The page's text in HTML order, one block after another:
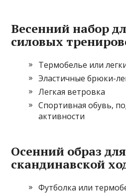
Весенний набор
силовых
Термобелье или
Эластичные брюки-
Легкая ветровка
Спортивная обувь,
активности
Осенний образ для
скандинавской
Футболка или